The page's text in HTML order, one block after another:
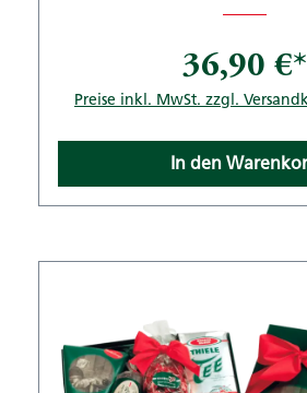
36,90 €*
Preise inkl. MwSt. zzgl.
In den